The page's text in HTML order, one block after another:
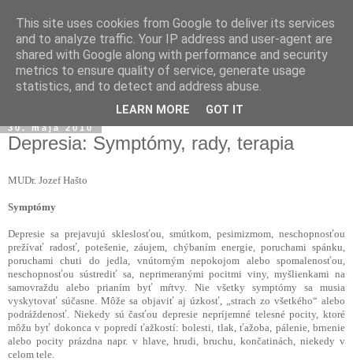
30. mája 2010
Depresia: Symptómy, rady, terapia
MUDr. Jozef Hašto
Symptómy
Depresie sa prejavujú skleslosťou, smútkom, pesimizmom, neschopnosťou
prežívať radosť, potešenie, záujem, chýbaním energie, poruchami spánku,
poruchami chuti do jedla, vnútorným nepokojom alebo spomalenosťou,
neschopnosťou sústrediť sa, neprimeranými pocitmi viny, myšlienkami na
samovraždu alebo prianím byť mŕtvy. Nie všetky symptómy sa musia
vyskytovať súčasne. Môže sa objaviť aj úzkosť, „strach zo všetkého“ alebo
podráždenosť. Niekedy sú časťou depresie nepríjemné telesné pocity, ktoré
môžu byť dokonca v popredí ťažkostí: bolesti, tlak, ťažoba, pálenie, brnenie
alebo pocity prázdna napr. v hlave, hrudi, bruchu, končatinách, niekedy v
celom tele.
This site uses cookies from Google to deliver its services
and to analyze traffic. Your IP address and user-agent are
shared with Google along with performance and security
metrics to ensure quality of service, generate usage
statistics, and to detect and address abuse.
LEARN MORE GOT IT